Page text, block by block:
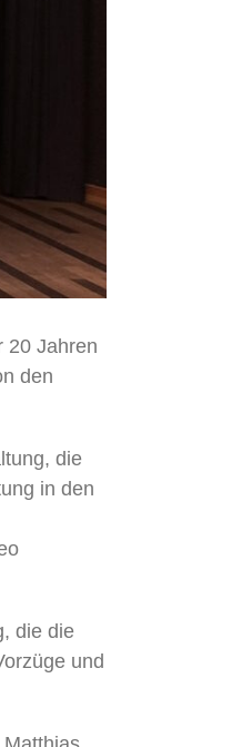
20 Jahren
den
die
in den
die die
und